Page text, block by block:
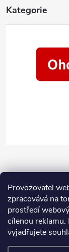
Provozovatel
zpracovává na
prostředí
cílenou
vyjadřujete
Kategorie